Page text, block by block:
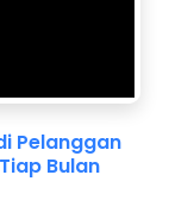
Pelanggan
Bulan